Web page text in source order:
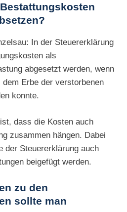
In der Steuererklärung
als
abgesetzt werden, wenn
Erbe der verstorbenen
konnte.
dass die Kosten auch
zusammen hängen. Dabei
der Steuererklärung auch
beigefügt werden.
zu den
sollte man